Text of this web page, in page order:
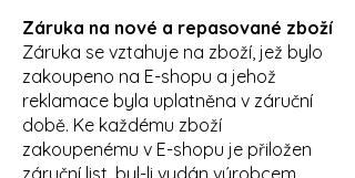
Záruka na nové a repasované zboží
Záruka se vztahuje na zboží, jež bylo
zakoupeno na E-shopu a jehož
reklamace byla uplatněna v záruční
době. Ke každému zboží
zakoupenému v E-shopu je přiložen
záruční list, byl-li vydán výrobcem,